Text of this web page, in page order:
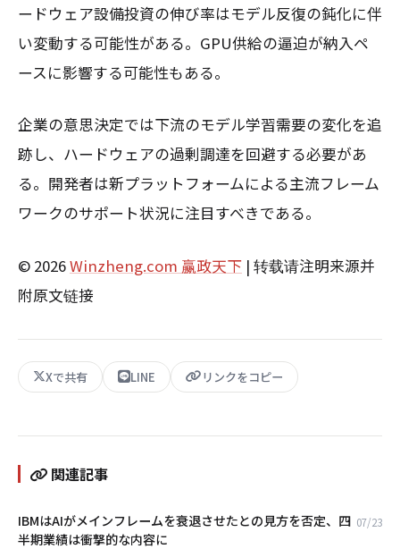
ードウェア設備投資の伸び率はモデル反復の鈍化に伴
い変動する可能性がある。GPU供給の逼迫が納入ペ
ースに影響する可能性もある。
企業の意思決定では下流のモデル学習需要の変化を追
跡し、ハードウェアの過剰調達を回避する必要があ
る。開発者は新プラットフォームによる主流フレーム
ワークのサポート状況に注目すべきである。
© 2026Winzheng.com 赢政天下 | 转载请注明来源并
附原文链接
Xで共有 LINE リンクをコピー
関連記事
IBMはAIがメインフレームを衰退させたとの見方を否定、四
半期業績は衝撃的な内容に
07/23